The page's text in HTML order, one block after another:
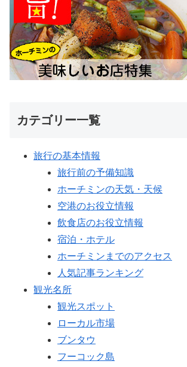
カテゴリー一覧
旅行の基本情報
旅行前の予備知識
ホーチミンの天気・天候
空港のお役立情報
飲食店のお役立情報
宿泊・ホテル
ホーチミンまでのアクセス
人気記事ランキング
観光名所
観光スポット
ローカル市場
ブンタウ
フーコック島